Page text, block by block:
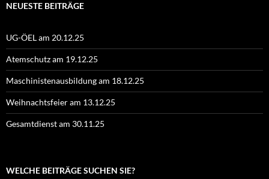
NEUESTE BEITRÄGE
UG-ÖEL am 20.12.25
Atemschutz am 19.12.25
Maschinistenausbildung am 18.12.25
Weihnachtsfeier am 13.12.25
Gesamtdienst am 30.11.25
WELCHE BEITRÄGE SUCHEN SIE?